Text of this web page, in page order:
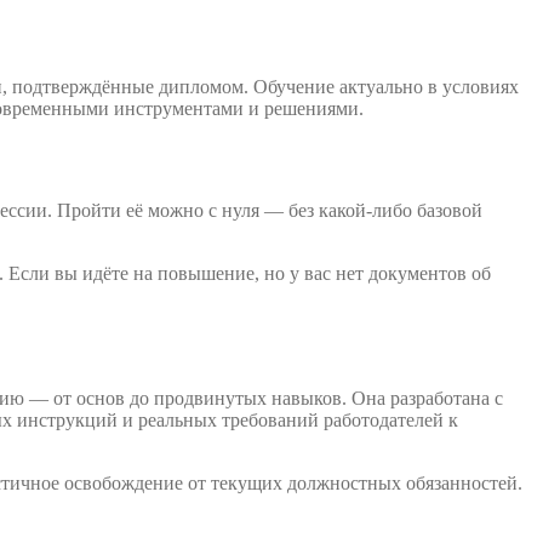
дипломом. Обучение актуально в условиях
инструментами и решениями.
Пройти её можно с нуля — без какой-либо базовой
вы идёте на повышение, но у вас нет документов об
— от основ до продвинутых навыков. Она разработана с
и реальных требований работодателей к
освобождение от текущих должностных обязанностей.